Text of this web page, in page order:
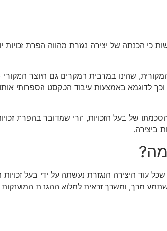
קובע מפורשות כי הכנתה של יצירה נגזרת מהווה הפרת
שהינו במרבית המקרים גם היוצר
וכך לדוגמא באמצעות עיבוד הטקסט הספרותי
של בעל הזכויות, הרי שמדובר בהפרת
ביצירה.
עוד היצירה הנגזרת נעשתה על ידי בעל זכויות
מכך, ומשכך זכאית למלוא ההגנות המוענקות